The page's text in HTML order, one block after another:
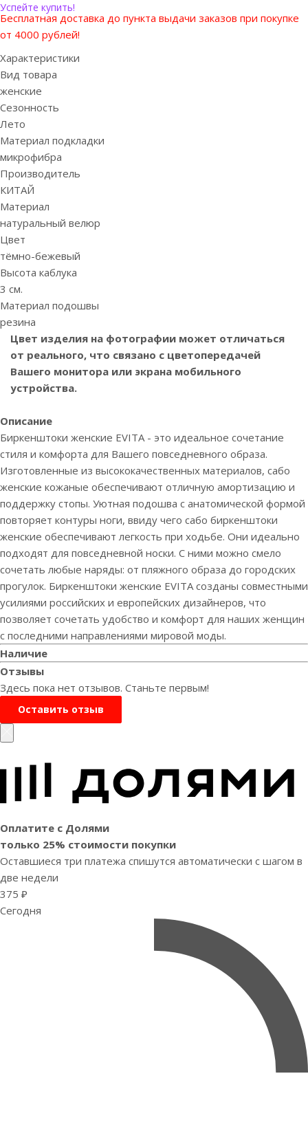
Успейте купить!
Бесплатная доставка до пункта выдачи заказов при покупке
от 4000 рублей!
Характеристики
Вид товара
женские
Сезонность
Лето
Материал подкладки
микрофибра
Производитель
КИТАЙ
Материал
натуральный велюр
Цвет
тёмно-бежевый
Высота каблука
3 см.
Материал подошвы
резина
Цвет изделия на фотографии может отличаться
от реального, что связано с цветопередачей
Вашего монитора или экрана мобильного
устройства.
Описание
Биркенштоки женские EVITA - это идеальное сочетание
стиля и комфорта для Вашего повседневного образа.
Изготовленные из высококачественных материалов, сабо
женские кожаные обеспечивают отличную амортизацию и
поддержку стопы. Уютная подошва с анатомической формой
повторяет контуры ноги, ввиду чего сабо биркенштоки
женские обеспечивают легкость при ходьбе. Они идеально
подходят для повседневной носки. С ними можно смело
сочетать любые наряды: от пляжного образа до городских
прогулок. Биркенштоки женские EVITA созданы совместными
усилиями российских и европейских дизайнеров, что
позволяет сочетать удобство и комфорт для наших женщин
с последними направлениями мировой моды.
Наличие
Отзывы
Здесь пока нет отзывов. Станьте первым!
Оставить отзыв
Оплатите с Долями
только 25% стоимости покупки
Оставшиеся три платежа спишутся автоматически с шагом в
две недели
375 ₽
Сегодня